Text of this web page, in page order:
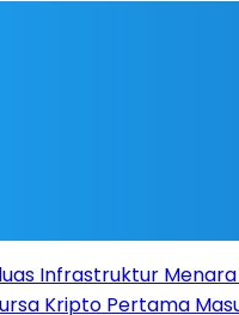
Infrastruktur
Kripto Pertama